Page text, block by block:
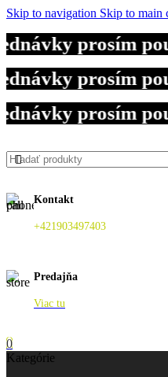
Skip to navigation Skip to main
prosím
prosím
prosím
Kontakt
+421903497403
Predajňa
Viac tu
0
Kategórie